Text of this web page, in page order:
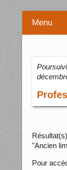
Menu
"Ancien
Pour